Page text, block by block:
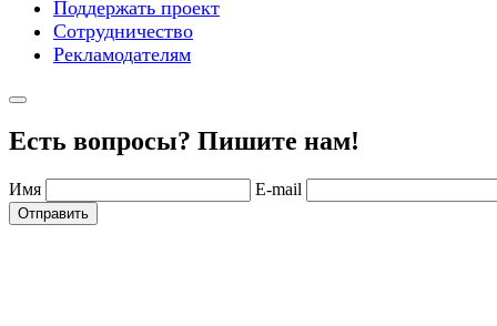
Поддержать проект
Сотрудничество
Рекламодателям
Есть вопросы? Пишите нам!
Имя E-mail